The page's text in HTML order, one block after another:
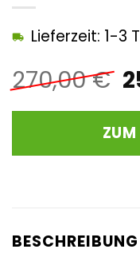
270,00€
Lieferzeit: 1-3
ZUM
BESCHREIBUNG